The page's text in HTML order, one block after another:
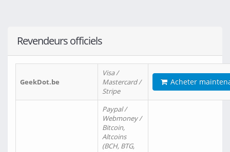
Revendeurs officiels
GeekDot.be
Visa /
Mastercard /
Stripe
Acheter
Paypal /
Webmoney /
Bitcoin,
Altcoins
(BCH, BTG,